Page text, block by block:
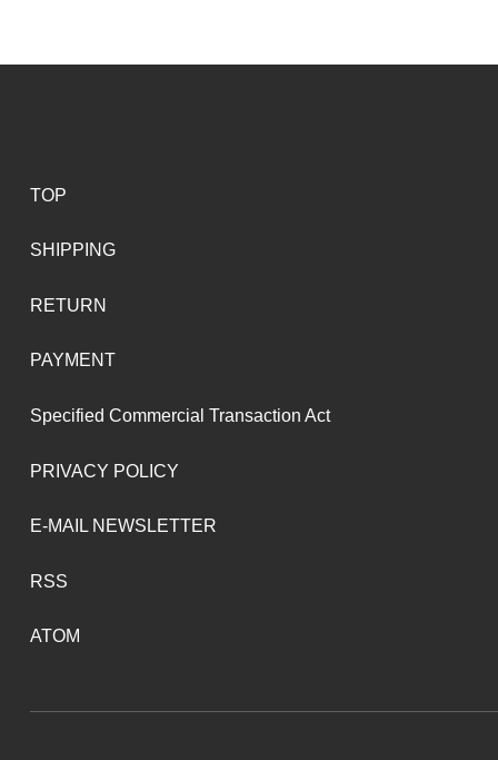
TOP
SHIPPING
RETURN
PAYMENT
Specified Commercial Transaction Act
PRIVACY POLICY
E-MAIL NEWSLETTER
RSS
ATOM